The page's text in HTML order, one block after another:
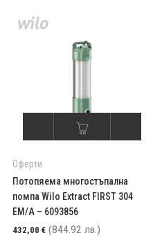
Оферти
Потопяема многостъпална
помпа Wilo Extract FIRST 304
EM/A – 6093856
432,00€ (844.92 лв.)